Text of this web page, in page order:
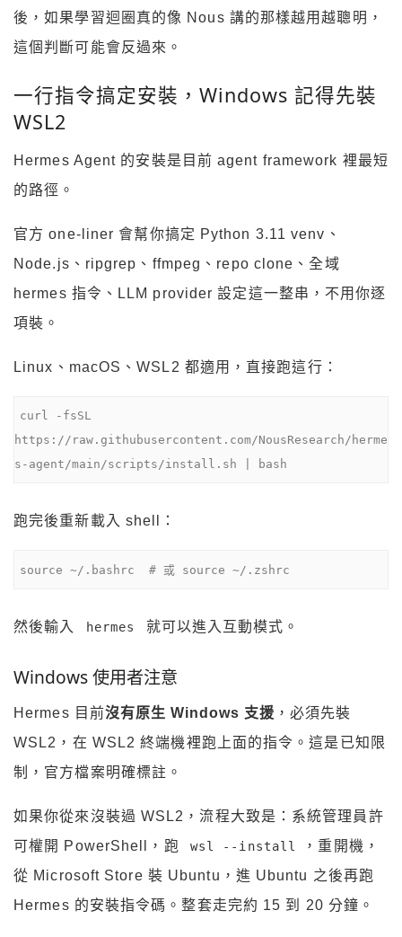
後，如果學習迴圈真的像 Nous 講的那樣越用越聰明，
這個判斷可能會反過來。
一行指令搞定安裝，Windows 記得先裝
WSL2
Hermes Agent 的安裝是目前 agent framework 裡最短
的路徑。
官方 one-liner 會幫你搞定 Python 3.11 venv、
Node.js、ripgrep、ffmpeg、repo clone、全域
hermes 指令、LLM provider 設定這一整串，不用你逐
項裝。
Linux、macOS、WSL2 都適用，直接跑這行：
curl -fsSL
https://raw.githubusercontent.com/NousResearch/herme
s-agent/main/scripts/install.sh | bash
跑完後重新載入 shell：
source ~/.bashrc  # 或 source ~/.zshrc
然後輸入 hermes 就可以進入互動模式。
Windows 使用者注意
Hermes 目前沒有原生 Windows 支援 ，必須先裝
WSL2，在 WSL2 終端機裡跑上面的指令。這是已知限
制，官方檔案明確標註。
如果你從來沒裝過 WSL2，流程大致是：系統管理員許
可權開 PowerShell，跑
wsl --install
，重開機，
從 Microsoft Store 裝 Ubuntu，進 Ubuntu 之後再跑
Hermes 的安裝指令碼。整套走完約 15 到 20 分鐘。